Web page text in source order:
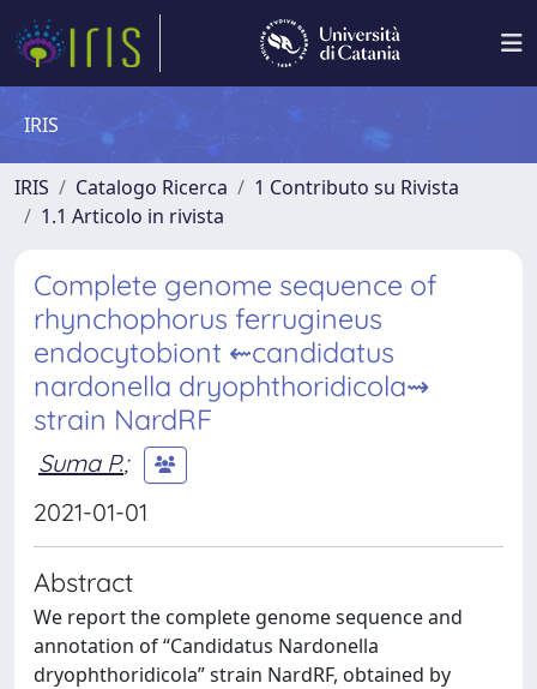
IRIS
IRIS Catalogo Ricerca
1 Contributo su Rivista
1.1 Articolo in rivista
Complete genome sequence of
rhynchophorus ferrugineus
endocytobiont ⇜candidatus
nardonella dryophthoridicola⇝
strain NardRF
Suma P.;
2021-01-01
Abstract
We report the complete genome sequence and
annotation of “Candidatus Nardonella
dryophthoridicola” strain NardRF, obtained by